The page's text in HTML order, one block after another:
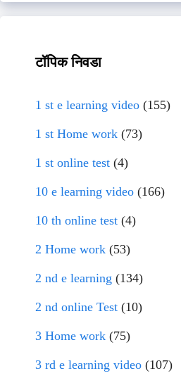
टॉपिक निवडा
1 st e learning video (155)
1 st Home work (73)
1 st online test (4)
10 e learning video (166)
10 th online test (4)
2 Home work (53)
2 nd e learning (134)
2 nd online Test (10)
3 Home work (75)
3 rd e learning video (107)